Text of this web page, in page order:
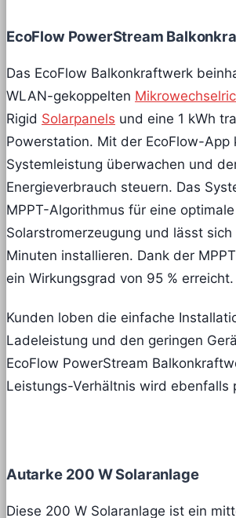
EcoFlow PowerStream
Das EcoFlow Balkonkraftwerk
WLAN-gekoppelten
Rigid Solarpanels und eine 1 kWh
Powerstation. Mit der EcoFlow-App
Systemleistung überwachen und
Energieverbrauch steuern. Das
MPPT-Algorithmus für eine optimale
Solarstromerzeugung und lässt
Minuten installieren. Dank der
ein Wirkungsgrad von 95 % erreicht.
Kunden loben die einfache
Ladeleistung und den geringen
EcoFlow PowerStream
Leistungs-Verhältnis wird ebenfalls
Autarke 200 W Solaranlage
Diese 200 W Solaranlage ist ein